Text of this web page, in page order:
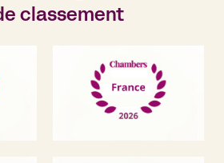
classement